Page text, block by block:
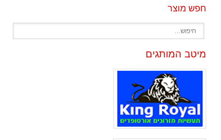
חפש מוצר
מיטב המותגים